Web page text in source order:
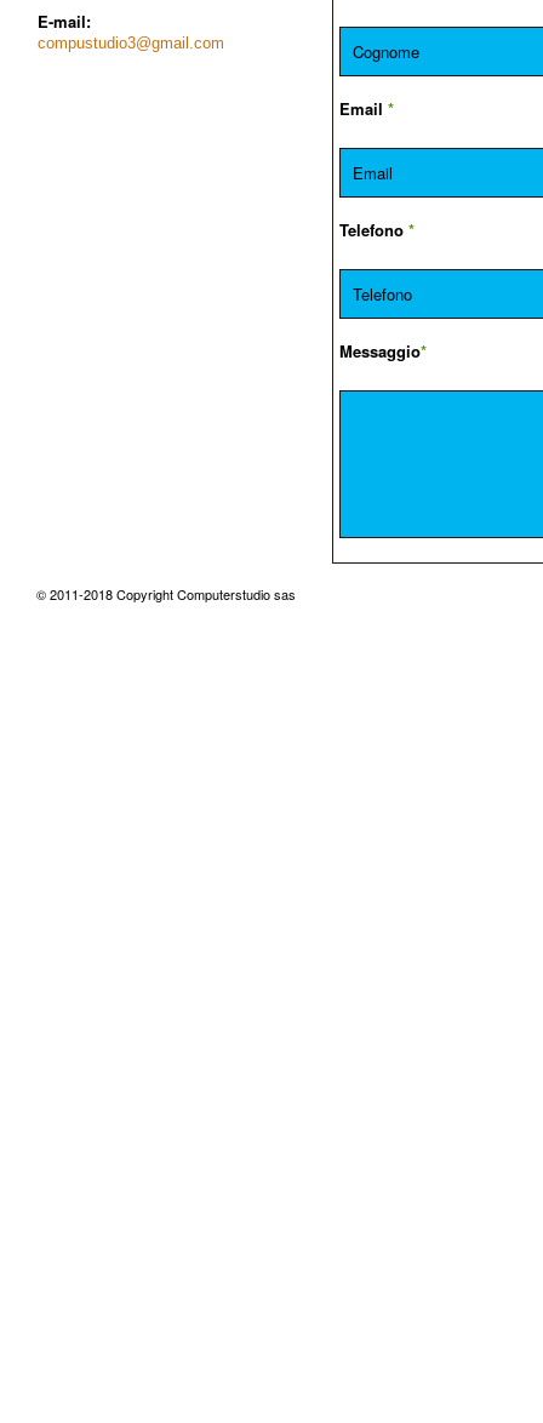
E-mail:
compustudio3@gmail.com
Email *
Telefono *
Messaggio*
© 2011-2018 Copyright Computerstudio sas